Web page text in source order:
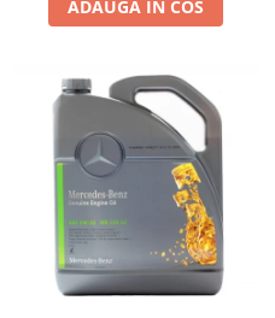
Lichid de frana
Filtre moto
Filtru combustibil
Buson golire ulei
Filtru ulei moto
Filtru aer moto
Intretinere si curatare filtre moto
Intretinere moto
ADAUGA IN COS